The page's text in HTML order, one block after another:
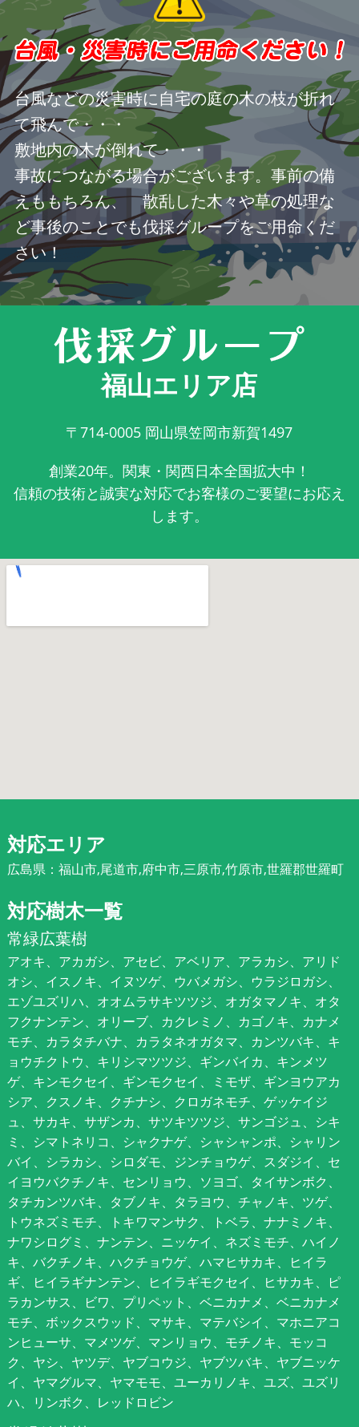
台風などの災害時に自宅の庭の木の枝が折れ
て飛んで・・・
敷地内の木が倒れて・・・
事故につながる場合がございます。事前の備
えももちろん、 散乱した木々や草の処理な
ど事後のことでも伐採グループをご用命くだ
さい！
福山エリア店
〒714-0005 岡山県笠岡市新賀1497
創業20年。関東・関西日本全国拡大中！
信頼の技術と誠実な対応でお客様のご要望にお応え
します。
対応エリア
広島県：福山市,尾道市,府中市,三原市,竹原市,世羅郡世羅町
対応樹木一覧
常緑広葉樹
アオキ、アカガシ、アセビ、アベリア、アラカシ、アリド
オシ、イスノキ、イヌツゲ、ウバメガシ、ウラジロガシ、
エゾユズリハ、オオムラサキツツジ、オガタマノキ、オタ
フクナンテン、オリーブ、カクレミノ、カゴノキ、カナメ
モチ、カラタチバナ、カラタネオガタマ、カンツバキ、キ
ョウチクトウ、キリシマツツジ、ギンバイカ、キンメツ
ゲ、キンモクセイ、ギンモクセイ、ミモザ、ギンヨウアカ
シア、クスノキ、クチナシ、クロガネモチ、ゲッケイジ
ュ、サカキ、サザンカ、サツキツツジ、サンゴジュ、シキ
ミ、シマトネリコ、シャクナゲ、シャシャンポ、シャリン
バイ、シラカシ、シロダモ、ジンチョウゲ、スダジイ、セ
イヨウバクチノキ、センリョウ、ソヨゴ、タイサンボク、
タチカンツバキ、タブノキ、タラヨウ、チャノキ、ツゲ、
トウネズミモチ、トキワマンサク、トベラ、ナナミノキ、
ナワシログミ、ナンテン、ニッケイ、ネズミモチ、ハイノ
キ、バクチノキ、ハクチョウゲ、ハマヒサカキ、ヒイラ
ギ、ヒイラギナンテン、ヒイラギモクセイ、ヒサカキ、ピ
ラカンサス、ビワ、プリペット、ベニカナメ、ベニカナメ
モチ、ボックスウッド、マサキ、マテバシイ、マホニアコ
ンヒューサ、マメツゲ、マンリョウ、モチノキ、モッコ
ク、ヤシ、ヤツデ、ヤブコウジ、ヤブツバキ、ヤブニッケ
イ、ヤマグルマ、ヤマモモ、ユーカリノキ、ユズ、ユズリ
ハ、リンボク、レッドロビン